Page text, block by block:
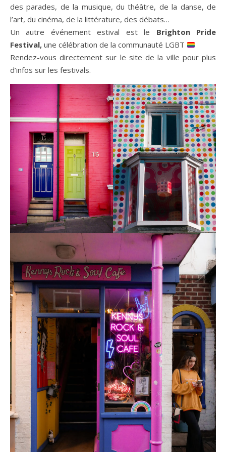
des parades, de la musique, du théâtre, de la danse, de
l’art, du cinéma, de la littérature, des débats…
Un autre événement estival est le Brighton Pride
Festival, une célébration de la communauté LGBT
Rendez-vous directement sur le site de la ville pour plus
d’infos sur les festivals.